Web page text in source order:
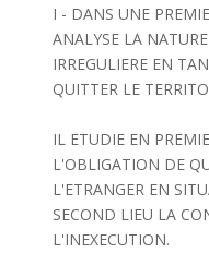
I - DANS UNE
ANALYSE LA
IRREGULIERE EN
QUITTER LE
IL ETUDIE EN
L'OBLIGATION DE
L'ETRANGER EN
SECOND LIEU LA
L'INEXECUTION.